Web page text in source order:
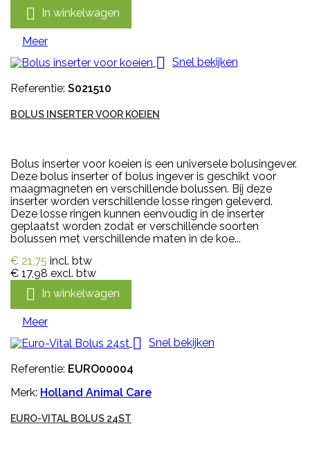
 In winkelwagen
Meer
 Snel bekijken
Referentie: S021510
BOLUS INSERTER VOOR KOEIEN
Bolus inserter voor koeien is een universele bolusingever.
Deze bolus inserter of bolus ingever is geschikt voor
maagmagneten en verschillende bolussen. Bij deze
inserter worden verschillende losse ringen geleverd.
Deze losse ringen kunnen eenvoudig in de inserter
geplaatst worden zodat er verschillende soorten
bolussen met verschillende maten in de koe...
€ 21,75 incl. btw
€ 17,98 excl. btw
 In winkelwagen
Meer
 Snel bekijken
Referentie: EURO00004
Merk: Holland Animal Care
EURO-VITAL BOLUS 24ST